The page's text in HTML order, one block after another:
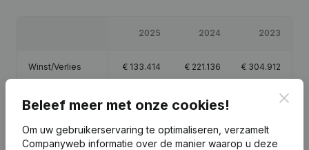
2025 2024 2023
Winst/Verlies € 133.414 € 221.136 € 304.912
Eigen vermogen €683.462 €550.048 328.912
Brutomarge € 150.304 €247.693 €151.332
Beleef meer met onze cookies!
Om uw gebruikerservaring te optimaliseren, verzamelt
Companyweb informatie over de manier waarop u deze